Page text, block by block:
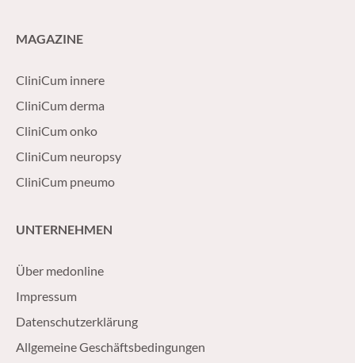
MAGAZINE
CliniCum innere
CliniCum derma
CliniCum onko
CliniCum neuropsy
CliniCum pneumo
UNTERNEHMEN
Über medonline
Impressum
Datenschutzerklärung
Allgemeine Geschäftsbedingungen